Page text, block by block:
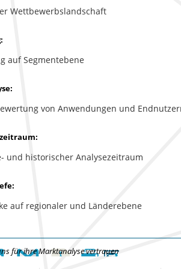
Wettbewerbslandschaft
auf Segmentebene
von Anwendungen und
und historischer Analysezeitraum
auf regionaler und Länderebene
für ihre Marktanalyse vertrauen